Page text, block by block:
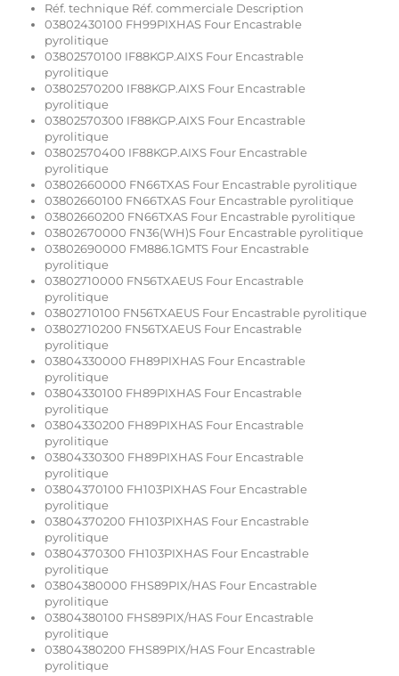
Réf. technique Réf. commerciale Description
03802430100 FH99PIXHAS Four Encastrable
pyrolitique
03802570100 IF88KGP.AIXS Four Encastrable
pyrolitique
03802570200 IF88KGP.AIXS Four Encastrable
pyrolitique
03802570300 IF88KGP.AIXS Four Encastrable
pyrolitique
03802570400 IF88KGP.AIXS Four Encastrable
pyrolitique
03802660000 FN66TXAS Four Encastrable pyrolitique
03802660100 FN66TXAS Four Encastrable pyrolitique
03802660200 FN66TXAS Four Encastrable pyrolitique
03802670000 FN36(WH)S Four Encastrable pyrolitique
03802690000 FM886.1GMTS Four Encastrable
pyrolitique
03802710000 FN56TXAEUS Four Encastrable
pyrolitique
03802710100 FN56TXAEUS Four Encastrable pyrolitique
03802710200 FN56TXAEUS Four Encastrable
pyrolitique
03804330000 FH89PIXHAS Four Encastrable
pyrolitique
03804330100 FH89PIXHAS Four Encastrable
pyrolitique
03804330200 FH89PIXHAS Four Encastrable
pyrolitique
03804330300 FH89PIXHAS Four Encastrable
pyrolitique
03804370100 FH103PIXHAS Four Encastrable
pyrolitique
03804370200 FH103PIXHAS Four Encastrable
pyrolitique
03804370300 FH103PIXHAS Four Encastrable
pyrolitique
03804380000 FHS89PIX/HAS Four Encastrable
pyrolitique
03804380100 FHS89PIX/HAS Four Encastrable
pyrolitique
03804380200 FHS89PIX/HAS Four Encastrable
pyrolitique